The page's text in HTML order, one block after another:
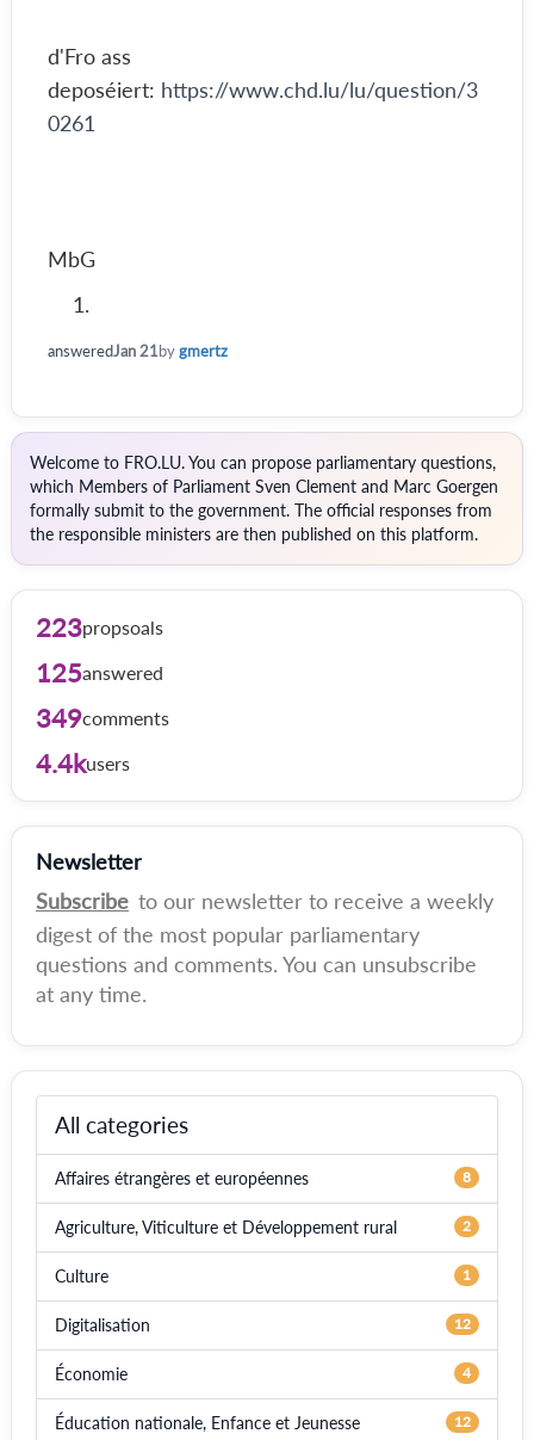
d'Fro ass
deposéiert: https://www.chd.lu/lu/question/3
0261
MbG
answeredJan 21bygmertz
Welcome to FRO.LU. You can propose parliamentary questions,
which Members of Parliament Sven Clement and Marc Goergen
formally submit to the government. The official responses from
the responsible ministers are then published on this platform.
223propsoals
125answered
349comments
4.4kusers
Newsletter
Subscribe to our newsletter to receive a weekly
digest of the most popular parliamentary
questions and comments. You can unsubscribe
at any time.
All categories
Affaires étrangères et européennes 8
Agriculture, Viticulture et Développement rural 2
Culture 1
Digitalisation 12
Économie 4
Éducation nationale, Enfance et Jeunesse 12